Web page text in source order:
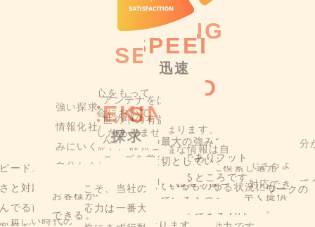
SPEED
ドこそ、当社の最大の強みであり
フットワークの
SPEED
迅速
スピードこそ、当社の最大の強みでありフットワーク
SPEED
迅速
スピードこそ、当社の最大の強みであり
軽さと対応力は一番大切としているところです。
悩んでる前にまず行動。
お客様が今必要とされているものをできるだけ早く
できる。
そんな環境を整えております。
SPEED
スピードこそ、当社の最大の強みであり フットワー
軽さと対応力は一番大切としているところです。
悩んでる前にまず行動。
SPEED
迅速
スピードこそ、当社の最大の強みであり フットワークの
軽さと対応力は一番大切としているところです。
悩んでる前にまず行動。
SPEED
迅速
そ、当社の最大の強みであり
フットワークの
力は一番大切としているところです。
SPEED
迅速
SPEED
迅速
スピードこそ、当社の最大の強みであり
軽さと対応力は一番大切としているところです
悩んでる前にまず行動。
お客様が今必要とされているものをできるだけ
できる。
SPEED
迅速
スピードこそ、当社の最大の強みであり フットワークの
軽さと対応力は一番大切としているところです。
悩んでる前にまず行動。
SPEED
迅速
SPEED
迅速
スピードこそ、当社の最大の強みであり
軽さと対応力は一番大切としているところです
悩んでる前にまず行動。
お客様が今必要とされているものをできるだけ
できる。
そんな環境を整えております。
SPEED
迅速
スピードこそ、当社の最大の強みであり
SPEED
迅速
スピードこそ、当社の最大の強みであり
軽さと対応力は一番大切としているところです。
悩んでる前にまず行動。
お客様が今必要とされているものをできるだけ
できる。
そんな環境を整えております。
SPEED
迅速
ードこそ、当社の最大の強みであり
SPEED
迅速
スピードこそ、当社の最大の強みであり
軽さと対応力は一番大切としているところです。
悩んでる前にまず行動。
お客様が今必要とされているものをできるだけ早く提供
できる。
そんな環境を整えております。
SEEKING
探求
強い探求心をもって、アンテナをはります。
情報化社会において、世の中の有益な情報は自分から掴
自分から新しい時代のニーズを常に模索し還元できるよ
うに、そしてお客様とともにあらゆる状況にも対応でき
SEEKING
探求
強い探求心をもって、アンテナをはります。
情報化社会において、世の中の有益な情報は自分から掴
みにいくしかありません。
自分から新しい時代のニーズを常に模索し還元できるよ
うに、そしてお客様とともにあらゆる状況にも対応でき
SEEKING
探求
強い探求心をもって、アンテナをはります。
情報化社会において、世の中の有益な情報は自分から掴
みにいくしかありません。
自分から新しい時代のニーズを常に模索し還元できるよ
SEEKING
探求
強い探求心をもって、アンテナをはります。
情報化社会において、世の中の有益な情報は自分から掴
自分から新しい時代のニーズを常に模索し還元できるよ
うに、そしてお客様とともにあらゆる状況にも対応でき
SEEKING
探求
強い探求心をもって、アンテナをはります。
情報化社会において、世の中の有益な情報は自分から掴
自分から新しい時代のニーズを常に模索し還元できるよ
うに、そしてお客様とともにあらゆる状況にも対応でき
SEEKING
探求
強い探求心をもって、アンテナをはります。
情報化社会において、世の中の有益な情報は自分から掴
みにいくしかありません。
自分から新しい時代のニーズを常に模索し還元できるよ
うに、そしてお客様とともにあらゆる状況にも対応でき
SEEKING
探求
強い探求心をもって、アンテナをはります。
情報化社会において、世の中の有益な情報は自分から掴
自分から新しい時代のニーズを常に模索し還元できるよ
うに、そしてお客様とともにあらゆる状況にも対応でき
SEEKING
探求
強い探求心をもって、アンテナをはります。
情報化社会において、世の中の有益な情報は自分から掴
自分から新しい時代のニーズを常に模索し還元できるよ
うに、そしてお客様とともにあらゆる状況にも対応でき
SEEKING
探求
強い探求心をもって、アンテナをはります。
情報化社会において、世の中の有益な情報は自分から掴
みにいくしかありません。
自分から新しい時代のニーズを常に模索し還元できるよ
うに、そしてお客様とともにあらゆる状況にも対応でき
SEEKING
探求
強い探求心をもって、アンテナをはります。
情報化社会において、世の中の有益な情報は自分から掴
みにいくしかありません。
自分から新しい時代のニーズを常に模索し還元できるよ
うに、そしてお客様とともにあらゆる状況にも対応でき
SEEKING
探求
強い探求心をもって、アンテナをはります。
情報化社会において、世の中の有益な情報は自分から掴
みにいくしかありません。
自分から新しい時代のニーズを常に模索し還元できるよ
SEEKING
探求
強い探求心をもって、アンテナをはります。
情報化社会において、世の中の有益な情報は自分から掴
みにいくしかありません。
自分から新しい時代のニーズを常に模索し還元できるよ
SEEKING
探求
強い探求心をもって、アンテナをはります。
情報化社会において、世の中の有益な情報は自分から掴
みにいくしかありません。
自分から新しい時代のニーズを常に模索し還元できるよ
SEEKING
探求
強い探求心をもって、アンテナをはります。
情報化社会において、世の中の有益な情報は自分から掴
みにいくしかありません。
自分から新しい時代のニーズを常に模索し還元できるよ
うに、そしてお客様とともにあらゆる状況にも対応でき
SEEKING
探求
強い探求心をもって、アンテナをはります。
情報化社会において、世の中の有益な情報は自分から掴
自分から新しい時代のニーズを常に模索し還元できるよ
うに、そしてお客様とともにあらゆる状況にも対応でき